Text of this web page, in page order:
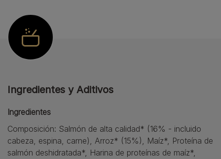
Ingredientes y Aditivos
Ingredientes
Composición: Salmón de alta calidad* (16% - incluido
cabeza, espina, carne), Arroz* (15%), Maíz*, Proteína de
salmón deshidratada*, Harina de proteínas de maíz*,